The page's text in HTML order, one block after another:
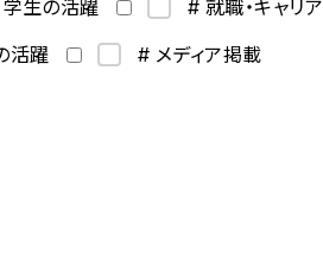
生の活躍
# 就職・キャリア
活躍
# メディア掲載